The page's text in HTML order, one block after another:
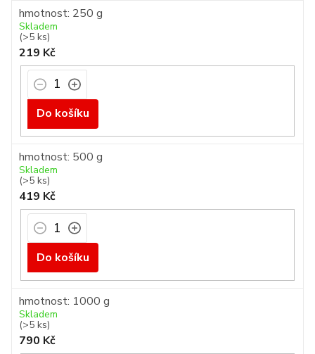
hmotnost: 250 g
Skladem
(>5 ks)
219 Kč
Do košíku
hmotnost: 500 g
Skladem
(>5 ks)
419 Kč
Do košíku
hmotnost: 1000 g
Skladem
(>5 ks)
790 Kč